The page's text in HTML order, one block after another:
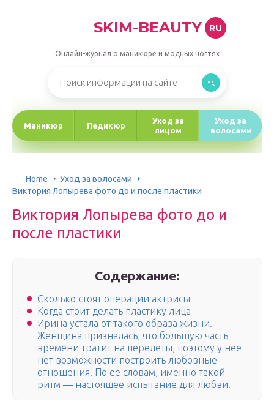
SKIM-BEAUTY RU
Онлайн-журнал о маникюре и модных ногтях
Маникюр Педикюр
Уход за
лицом
Уход за
волосами
Home
Уход за волосами
Виктория Лопырева фото до и после пластики
Виктория Лопырева фото до и
после пластики
Содержание:
Сколько стоят операции актрисы
Когда стоит делать пластику лица
Ирина устала от такого образа жизни.
Женщина призналась, что большую часть
времени тратит на перелеты, поэтому у нее
нет возможности построить любовные
отношения. По ее словам, именно такой
ритм — настоящее испытание для любви.